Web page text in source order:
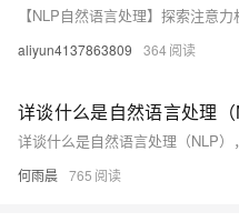
aliyun4137863809 364
详谈什么是自然语言处理（NLP）
何雨晨 765